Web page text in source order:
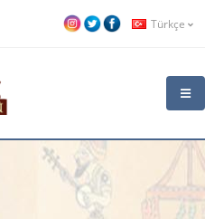
Türkçe